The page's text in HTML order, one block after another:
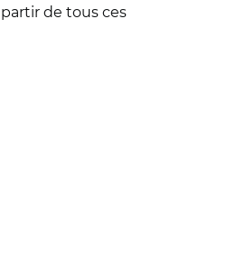
de tous ces